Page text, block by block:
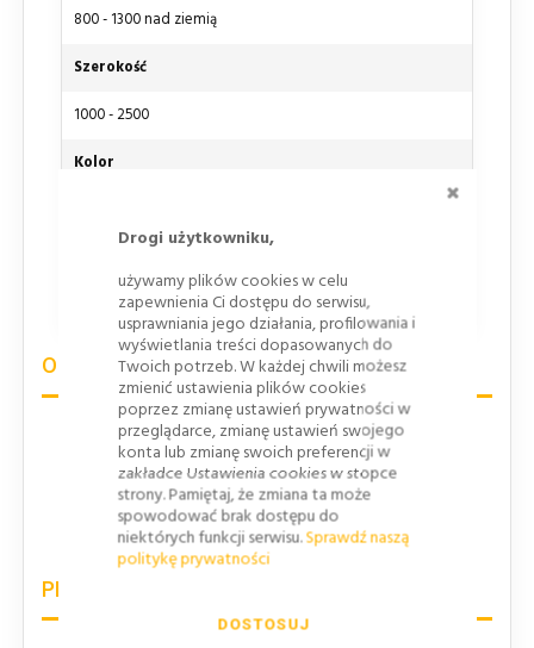
Drogi użytkowniku,
używamy plików cookies w celu
zapewnienia Ci dostępu do serwisu,
usprawniania jego działania, profilowania i
wyświetlania treści dopasowanych do
Twoich potrzeb. W każdej chwili możesz
zmienić ustawienia plików cookies
poprzez zmianę ustawień prywatności w
przeglądarce, zmianę ustawień swojego
konta lub zmianę swoich preferencji w
zakładce Ustawienia cookies w stopce
strony. Pamiętaj, że zmiana ta może
spowodować brak dostępu do
niektórych funkcji serwisu.Sprawdź naszą
politykę prywatności
DOSTOSUJ
800 - 1300 nad ziemią
Szerokość
1000 - 2500
Kolor
wg. zamówienia
OPINIE
Tylko zarejestrowani użytkownicy mogą
pisać Recenzje. ProszęZaloguj sięlub
Załóż konto
PRODUKTY POWIĄZANE